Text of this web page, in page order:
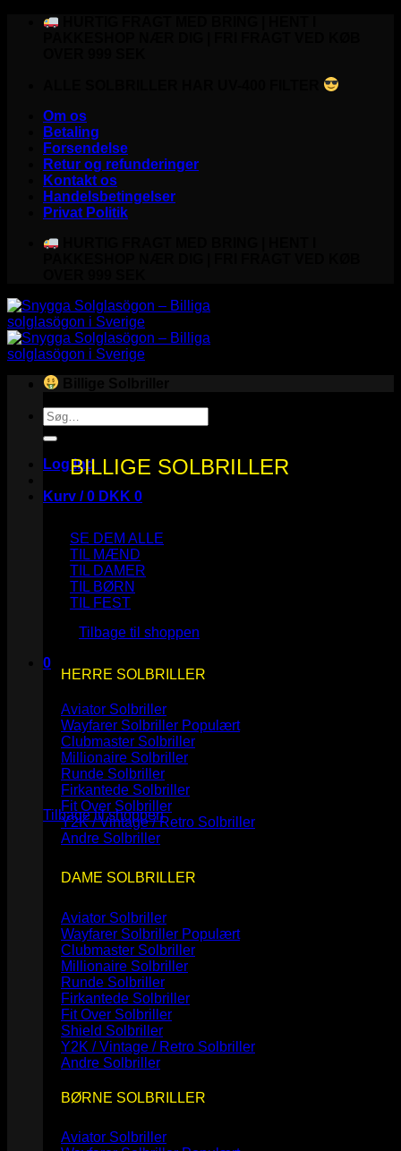
Fortsæt
Om os
Betaling
Forsendelse
Retur og refunderinger
Kontakt os
Handelsbetingelser
Privat Politik
Søg
efter:
Log ind
Kurv /0 DKK 0
Ingen varer i kurven.
Tilbage til shoppen
0
Kurv
Ingen varer i kurven.
Tilbage til shoppen
BILLIGE SOLBRILLER
SE DEM ALLE
TIL MÆND
TIL DAMER
TIL BØRN
TIL FEST
HERRE SOLBRILLER
Aviator Solbriller
Wayfarer Solbriller
Clubmaster Solbriller
Millionaire Solbriller
Runde Solbriller
Firkantede Solbriller
Fit Over Solbriller
Y2K / Vintage / Retro Solbriller
Andre Solbriller
DAME SOLBRILLER
Aviator Solbriller
Wayfarer Solbriller
Clubmaster Solbriller
Millionaire Solbriller
Runde Solbriller
Firkantede Solbriller
Fit Over Solbriller
Shield Solbriller
Y2K / Vintage / Retro Solbriller
Andre Solbriller
BØRNE SOLBRILLER
Aviator Solbriller